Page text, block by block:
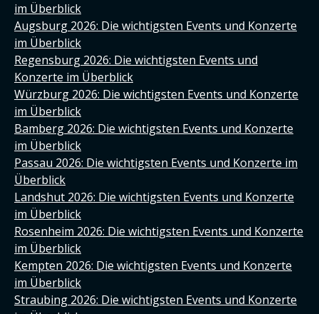
im Überblick
Augsburg 2026: Die wichtigsten Events und Konzerte
im Überblick
Regensburg 2026: Die wichtigsten Events und
Konzerte im Überblick
Würzburg 2026: Die wichtigsten Events und Konzerte
im Überblick
Bamberg 2026: Die wichtigsten Events und Konzerte
im Überblick
Passau 2026: Die wichtigsten Events und Konzerte im
Überblick
Landshut 2026: Die wichtigsten Events und Konzerte
im Überblick
Rosenheim 2026: Die wichtigsten Events und Konzerte
im Überblick
Kempten 2026: Die wichtigsten Events und Konzerte
im Überblick
Straubing 2026: Die wichtigsten Events und Konzerte